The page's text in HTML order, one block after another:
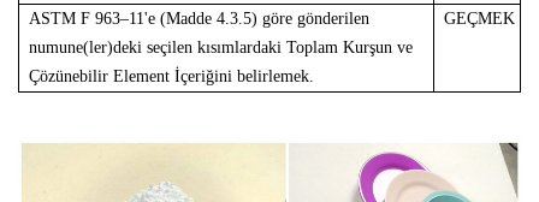
ASTM F 963–11'e (Madde 4.3.5) göre gönderilen
numune(ler)deki seçilen kısımlardaki Toplam Kurşun ve
Çözünebilir Element İçeriğini belirlemek.
GEÇMEK